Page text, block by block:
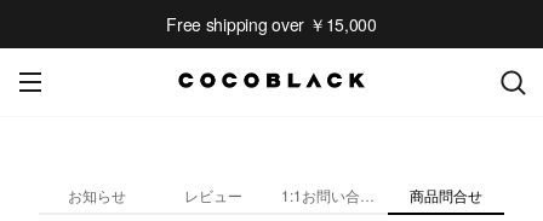
Free shipping over ￥15,000
お知らせ レビュー
商品問合せ